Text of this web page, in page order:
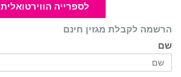
לספרייה הווירטואלית
הרשמה לקבלת מגזין חינם
שם